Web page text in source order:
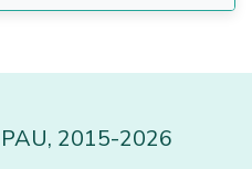
, 2015-2026